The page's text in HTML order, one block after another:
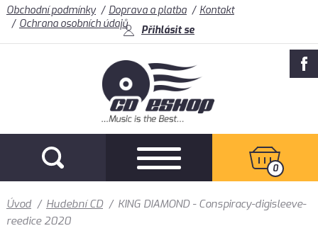
Obchodní podmínky Doprava a platba
Kontakt
Ochrana osobních údajů
Přihlásit se
0
Úvod / Hudební CD / KING DIAMOND - Conspiracy-digisleeve-
reedice 2020